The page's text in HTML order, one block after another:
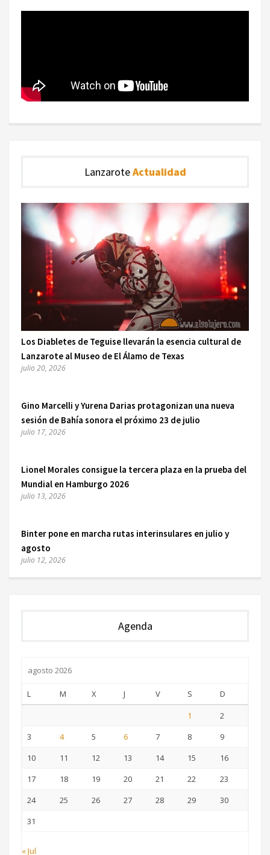
LanzaroteActualidad
Los Diabletes de Teguise llevarán la esencia cultural de
Lanzarote al Museo de El Álamo de Texas
julio 20, 2026
Gino Marcelli y Yurena Darias protagonizan una nueva
sesión de Bahía sonora el próximo 23 de julio
julio 17, 2026
Lionel Morales consigue la tercera plaza en la prueba del
Mundial en Hamburgo 2026
julio 13, 2026
Binter pone en marcha rutas interinsulares en julio y
agosto
julio 12, 2026
Agenda
agosto 2026
L M X J V S
D
1
2
3
4 5 6 7 8
9
10
11 12 13 14 15
16
17
18 19 20 21 22
23
24
25 26 27 28 29
30
31
« Jul